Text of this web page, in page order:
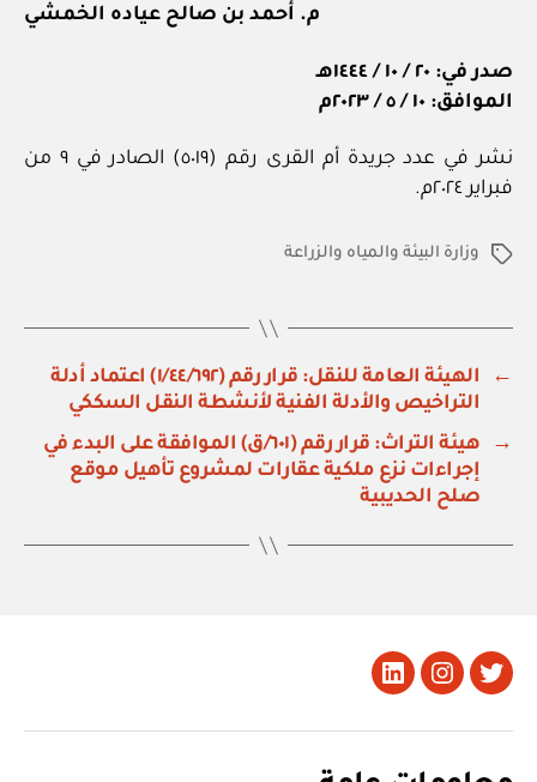
م. أحمد بن صالح عياده الخمشي
صدر في: ٢٠ / ١٠ / ١٤٤٤هـ
الموافق: ١٠ / ٥ / ٢٠٢٣م
نشر في عدد جريدة أم القرى رقم (٥٠١٩) الصادر في ٩ من
فبراير ٢٠٢٤م.
الوسوموزارة البيئة والمياه والزراعة
←
الهيئة العامة للنقل: قرار رقم (١/٤٤/٦٩٢) اعتماد أدلة
التراخيص والأدلة الفنية لأنشطة النقل السككي
→
هيئة التراث: قرار رقم (٦٠١/ق) الموافقة على البدء في
إجراءات نزع ملكية عقارات لمشروع تأهيل موقع
صلح الحديبية
تويتر Instagram
LinkedIn